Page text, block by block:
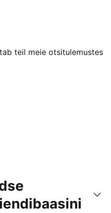
teil meie otsitulemustes